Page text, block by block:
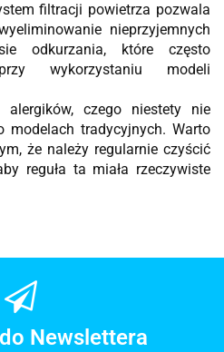
filtracji powietrza pozwala
nieprzyjemnych
odkurzania, które często
wykorzystaniu modeli
alergików, czego niestety nie
modelach tradycyjnych. Warto
że należy regularnie czyścić
reguła ta miała rzeczywiste
Newslettera